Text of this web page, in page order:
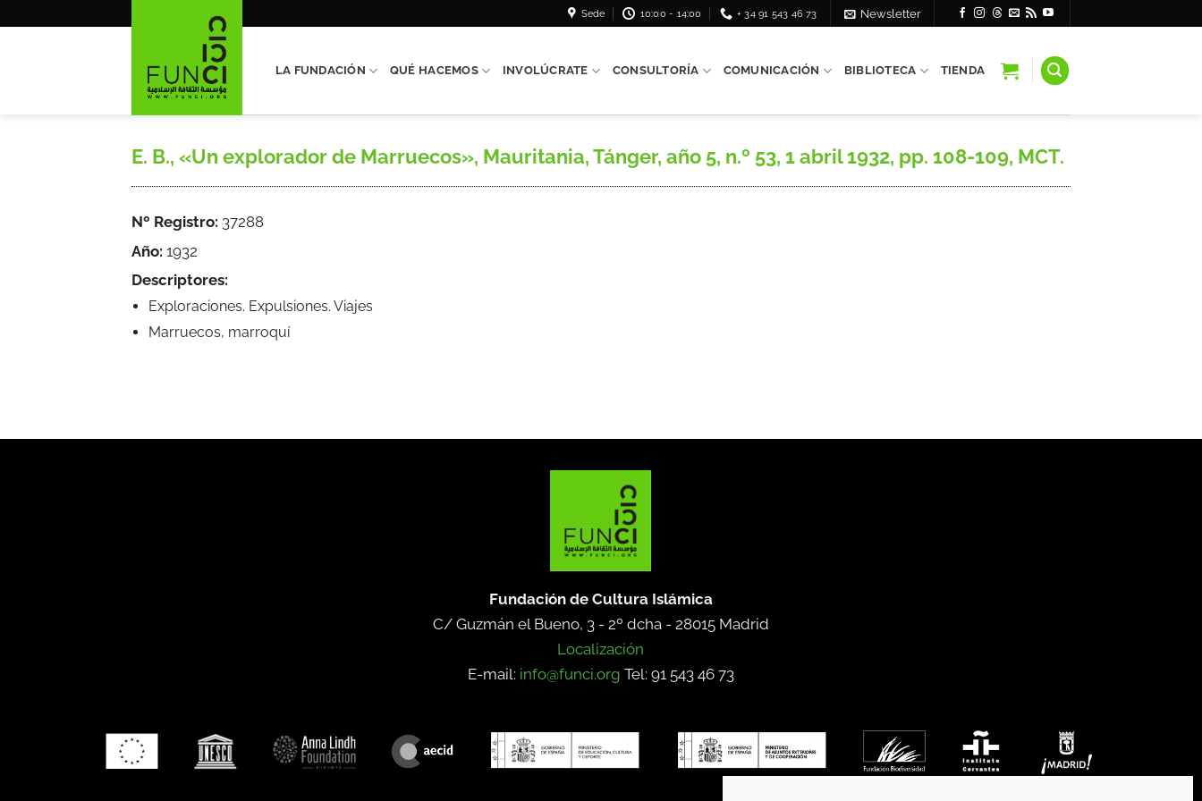
Sede 10:00 - 14:00 + 34 91 543 46 73 Newsletter
LA FUNDACIÓN QUÉ HACEMOS INVOLÚCRATE CONSULTORÍA COMUNICACIÓN BIBLIOTECA TIENDA
E. B., «Un explorador de Marruecos», Mauritania, Tánger, año 5, n.º 53, 1 abril 1932, pp. 108-109, MCT.
Nº Registro: 37288
Año: 1932
Descriptores:
Exploraciones. Expulsiones. Viajes
Marruecos, marroquí
Fundación de Cultura Islámica
C/ Guzmán el Bueno, 3 - 2º dcha - 28015 Madrid
Localización
E-mail: info@funci.org Tel: 91 543 46 73